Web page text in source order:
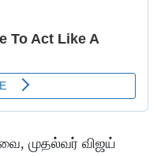
முதல்வர் விஜய்